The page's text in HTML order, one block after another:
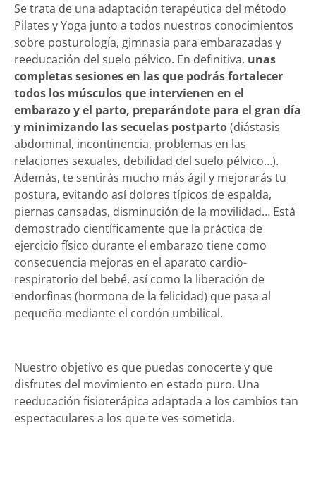
Se trata de una adaptación terapéutica del método
Pilates y Yoga junto a todos nuestros conocimientos
sobre posturología, gimnasia para embarazadas y
reeducación del suelo pélvico. En definitiva, unas
completas sesiones en las que podrás fortalecer
todos los músculos que intervienen en el
embarazo y el parto, preparándote para el gran día
y minimizando las secuelas postparto(diástasis
abdominal, incontinencia, problemas en las
relaciones sexuales, debilidad del suelo pélvico…).
Además, te sentirás mucho más ágil y mejorarás tu
postura, evitando así dolores típicos de espalda,
piernas cansadas, disminución de la movilidad… Está
demostrado científicamente que la práctica de
ejercicio físico durante el embarazo tiene como
consecuencia mejoras en el aparato cardio-
respiratorio del bebé, así como la liberación de
endorfinas (hormona de la felicidad) que pasa al
pequeño mediante el cordón umbilical.
Nuestro objetivo es que puedas conocerte y que
disfrutes del movimiento en estado puro. Una
reeducación fisioterápica adaptada a los cambios tan
espectaculares a los que te ves sometida.